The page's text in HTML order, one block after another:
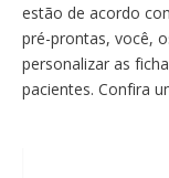
estão de acordo
pré-prontas, você,
personalizar as
pacientes. Confira